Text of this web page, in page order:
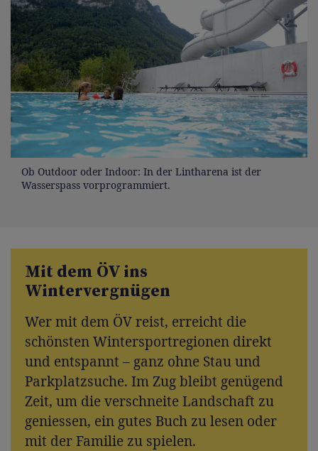
Ob Outdoor oder Indoor: In der Lintharena ist der
Wasserspass vorprogrammiert.
Mit dem ÖV ins
Wintervergnügen
Wer mit dem ÖV reist, erreicht die
schönsten Wintersportregionen direkt
und entspannt – ganz ohne Stau und
Parkplatzsuche. Im Zug bleibt genügend
Zeit, um die verschneite Landschaft zu
geniessen, ein gutes Buch zu lesen oder
mit der Familie zu spielen.